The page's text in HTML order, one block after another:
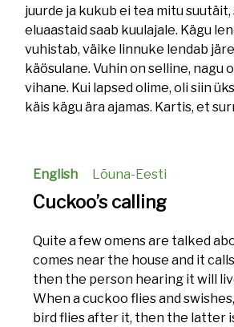
juurde ja kukub ei tea mitu suutäit,
eluaastaid saab kuulajale. Kägu
vuhistab, väike linnuke lendab
käösulane. Vuhin on selline, nagu
vihane. Kui lapsed olime, oli siin
käis kägu ära ajamas. Kartis, et
English Lõuna-Eesti
Cuckoo’s calling
Quite a few omens are talked
comes near the house and it
then the person hearing it will
When a cuckoo flies and
bird flies after it, then the latter